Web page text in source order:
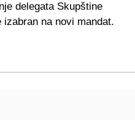
delegata Skupštine
na novi mandat.